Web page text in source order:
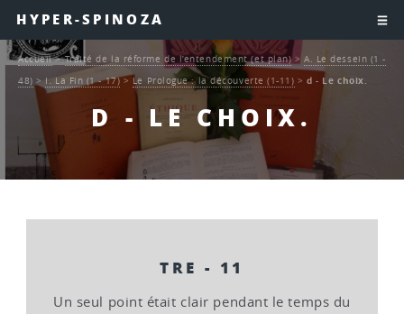
HYPER-SPINOZA
D - LE CHOIX.
Accueil>Traité de la réforme de l’entendement (et plan)>A. Le dessein (1 -
48) > I. La Fin (1 - 17)> Le Prologue : la découverte (1-11) >d - Le choix.
TRE - 11
Un seul point était clair pendant le temps du